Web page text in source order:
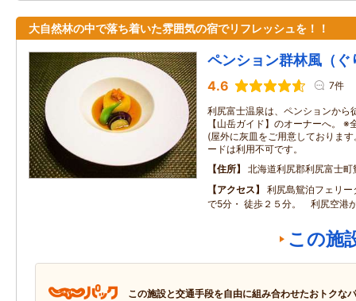
大自然林の中で落ち着いた雰囲気の宿でリフレッシュを！！
ペンション群林風（ぐ
4.6 7件
利尻富士温泉は、ペンションから
【山岳ガイド】のオーナーへ。
(屋外に灰皿をご用意しておりま
ードは利用不可です。
住所
北海道利尻郡利尻富士町
アクセス
利尻島鴛泊フェリ
で5分・ 徒歩２５分。 利尻空港
この施
この施設と交通手段を自由に組み合わせたおトクな